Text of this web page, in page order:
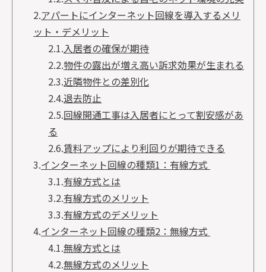
2.アパートにインターネット回線を導入するメリ
ット・デメリット
2.1.入居者の確保が期待
2.2.物件の露出が増え高い訴求効果が生まれる
2.3.近隣物件との差別化
2.4.退去防止
2.5.回線開通工事は入居者にとって割安感があ
る
2.6.賃料アップにより利回りが期待できる
3.インターネット回線の種類1：有線方式
3.1.有線方式とは
3.2.有線方式のメリット
3.3.有線方式のデメリット
4.インターネット回線の種類2：無線方式
4.1.無線方式とは
4.2.無線方式のメリット